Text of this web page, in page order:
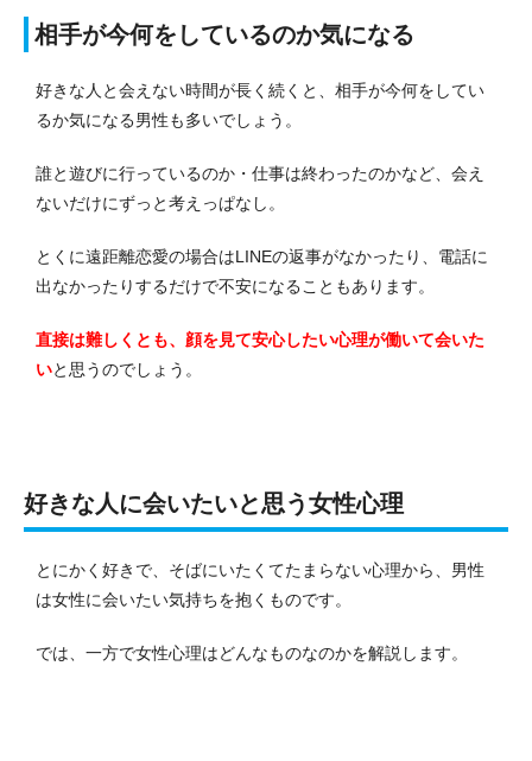
相手が今何をしているのか気になる
好きな人と会えない時間が長く続くと、相手が今何をしてい
るか気になる男性も多いでしょう。
誰と遊びに行っているのか・仕事は終わったのかなど、会え
ないだけにずっと考えっぱなし。
とくに遠距離恋愛の場合はLINEの返事がなかったり、電話に
出なかったりするだけで不安になることもあります。
直接は難しくとも、顔を見て安心したい心理が働いて会いた
いと思うのでしょう。
好きな人に会いたいと思う女性心理
とにかく好きで、そばにいたくてたまらない心理から、男性
は女性に会いたい気持ちを抱くものです。
では、一方で女性心理はどんなものなのかを解説します。